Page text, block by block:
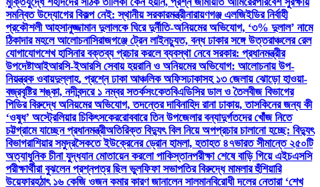
সমন্বিত উদ্যোগের বিকল্প নেই: স্থানীয় সরকারমন্ত্রীনারায়ণগঞ্জ এলজিইডির নির্বাহী
প্রকৌশলী আহসানুজ্জামান দুলালকে ঘিরে দুর্নীতি-অনিয়মের অভিযোগ, ‘৩% দুলাল’ নামে
ঠিকাদার মহলে আলোচনাসিরাজগঞ্জে ট্রেন লাইনচ্যুত, বন্ধ ঢাকার সঙ্গে উত্তরাঞ্চলের রেল
যোগাযোগশেখ হাসিনার বক্তব্য প্রচার করলে ব্যবস্থা নেবে সরকার: প্রধানমন্ত্রীর
উপদেষ্টাআইআরসি-ইআরসি সেবায় হয়রানি ও অনিয়মের অভিযোগ: আলোচনায় উপ-
নিয়ন্ত্রক ওবায়দুল্লাহ, প্রশ্নে ঢাকা আঞ্চলিক অফিসঢাকাসহ ১৩ জেলায় ঝোড়ো হাওয়া-
বজ্রবৃষ্টির শঙ্কা, নদীবন্দরে ১ নম্বর সতর্কসংকেতবিএডিসির ডাল ও তৈলবীজ বিভাগের
পিডির বিরুদ্ধে অনিয়মের অভিযোগ, তদন্তের দাবিনাহিদ রানা ঢাকায়, তাসকিনের জন্য কী
‘ওষুধ’ অস্ট্রেলিয়ার চিকিৎসকেররোববারে তিন উপজেলার বন্যাদুর্গতদের খোঁজ নিতে
চট্টগ্রামে যাচ্ছেন প্রধানমন্ত্রীঅতিরিক্ত বিদ্যুৎ বিল নিয়ে অপপ্রচার চালানো হচ্ছে: বিদ্যুৎ
বিভাগরাশিয়ার সমুদ্রসৈকতে ইউক্রেনের ড্রোন হামলা, হতাহত ৪৭ভারত সীমান্তে ২৫০টি
অত্যাধুনিক চীনা যুদ্ধযান মোতায়েন করলো পাকিস্তানপরীক্ষা শেষে বাড়ি গিয়ে এইচএসসি
পরীক্ষার্থীরা বুঝলেন প্রশ্নপত্র ছিল ভুলফিফা সভাপতির বিরুদ্ধে মামলার হুঁশিয়ারি
উয়েফারহঠাৎ ১৬ কেজি ওজন কমার কারণ জানালেন সালমানবিরোধী দলের নেতারা ‘শেখ